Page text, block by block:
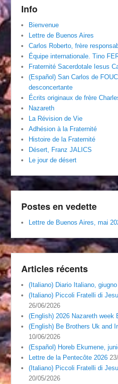
Info
Bienvenue
Lettre de Buenos Aires
Carlos Roberto, frère
Équipe internationale. Tino
Fraternité Sacerdotale Iesus
(Español) San Carlos de
desconcertante
Écrits originaux de frère
Nazareth
La Révision de Vie
Adhésion à la Fraternité
Histoire de la Fraternité
Désert, Franz JALICS
Le jour de désert
Postes en vedette
Lettre de Buenos Aires, mai
Articles récents
(Italiano) Diario Italiano,
(Italiano) Piccoli Fratelli di
26/06/2026
(English) 2026 Nazareth week
(English) Be Brothers Uk and
10/06/2026
(Español) Horeb Ekumene,
Lettre de la Pentecôte 2026
(Italiano) Piccoli Fratelli di
20/05/2026